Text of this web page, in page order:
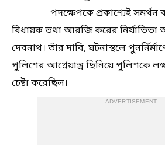
পদক্ষেপকে প্রকাশ্যেই সমর্থন
বিধায়ক তথা আরজি করের নির্যাতিতা
দেবনাথ। তাঁর দাবি, ঘটনাস্থলে
পুলিশের আগ্নেয়াস্ত্র ছিনিয়ে পুলিশকে
চেষ্টা করেছিল।
ADVERTISEMENT